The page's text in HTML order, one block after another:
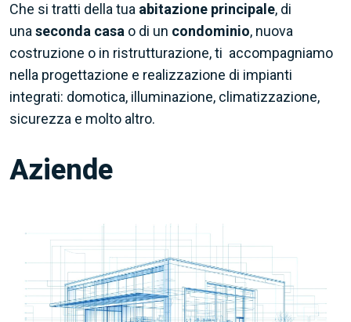
Che si tratti della tua abitazione principale, di
unaseconda casa o di un condominio, nuova
costruzione o in ristrutturazione, ti accompagniamo
nella progettazione e realizzazione di impianti
integrati: domotica, illuminazione, climatizzazione,
sicurezza e molto altro.
Aziende